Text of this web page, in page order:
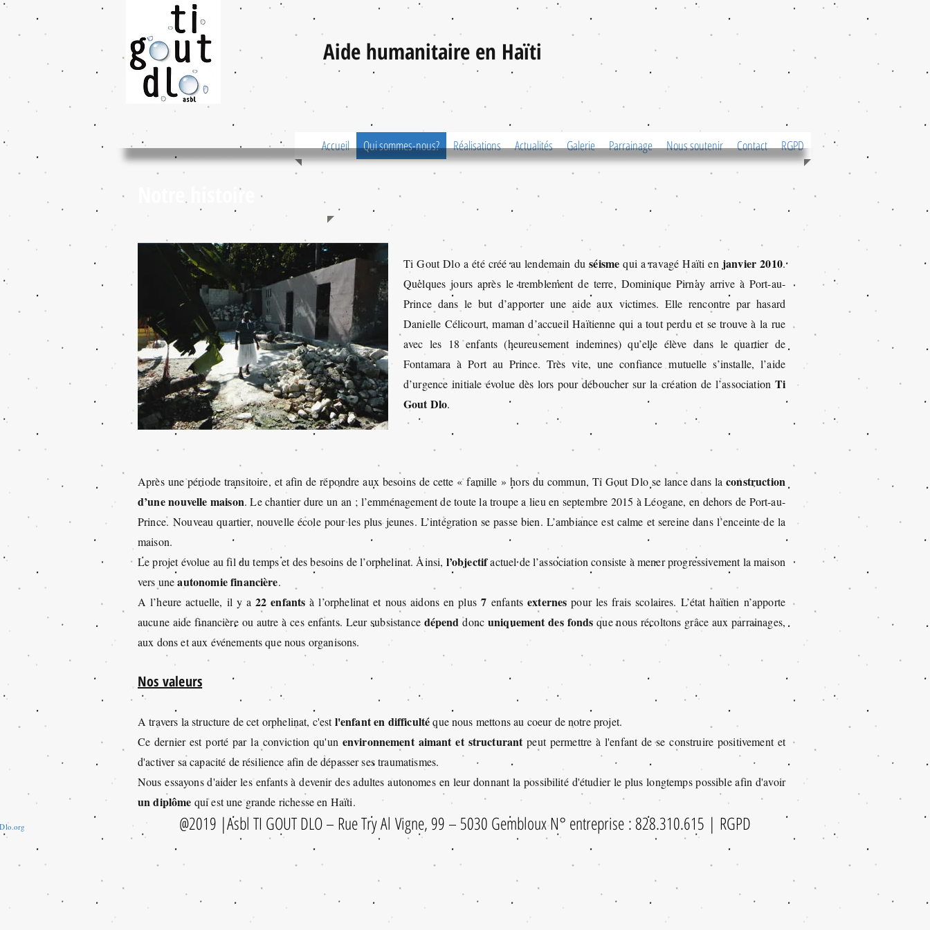
Aide humanitaire en Haïti
Accueil Qui sommes-nous? Réalisations Actualités Galerie Parrainage Nous soutenir Contact RGPD
Notre histoire
Ti Gout Dlo a été créé au lendemain duséisme qui a ravagé Haïti en janvier 2010.
Quelques jours après le tremblement de terre, Dominique Pirnay arrive à Port-au-
Prince dans le but d’apporter une aide aux victimes. Elle rencontre par hasard
Danielle Célicourt, maman d’accueil Haïtienne qui a tout perdu et se trouve à la rue
avec les 18 enfants (heureusement indemnes) qu’elle élève dans le quartier de
Fontamara à Port au Prince. Très vite, une confiance mutuelle s’installe, l’aide
d’urgence initiale évolue dès lors pour déboucher sur la création de l’association Ti
Gout Dlo.
Après une période transitoire, et afin de répondre aux besoins de cette « famille » hors du commun, Ti Gout Dlo se lance dans laconstruction
d’une nouvelle maison. Le chantier dure un an ; l’emménagement de toute la troupe a lieu en septembre 2015 à Léogane, en dehors de Port-au-
Prince. Nouveau quartier, nouvelle école pour les plus jeunes. L’intégration se passe bien. L’ambiance est calme et sereine dans l’enceinte de la
maison.
Le projet évolue au fil du temps et des besoins de l’orphelinat. Ainsi, l’objectifactuel de l’association consiste à mener progressivement la maison
vers uneautonomie financière.
A l’heure actuelle, il y a22 enfants à l’orphelinat et nous aidons en plus 7 enfantsexternes pour les frais scolaires. L’état haïtien n’apporte
aucune aide financière ou autre à ces enfants. Leur subsistance dépend donc uniquement des fonds que nous récoltons grâce aux parrainages,
aux dons et aux événements que nous organisons.
Nos valeurs
A travers la structure de cet orphelinat, c'estl'enfant en difficultéque nous mettons au coeur de notre projet.
Ce dernier est porté par la conviction qu'un environnement aimant et structurantpeut permettre à l'enfant de se construire positivement et
d'activer sa capacité de résilience afin de dépasser ses traumatismes.
Nous essayons d'aider les enfants à devenir des adultes autonomes en leur donnant la possibilité d'étudier le plus longtemps possible afin d'avoir
un diplôme qui est une grande richesse en Haïti.
@2019 |Asbl TI GOUT DLO – Rue Try Al Vigne, 99 – 5030 Gembloux N° entreprise : 828.310.615 | RGPD